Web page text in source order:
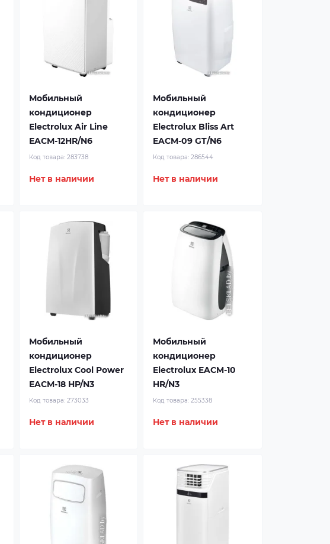
Мобильный
кондиционер
Electrolux Air Line
EACM-12HR/N6
Код товара: 283738
Нет в наличии
Мобильный
кондиционер
Electrolux Bliss Art
EACM-09 GT/N6
Код товара:286544
Нет в наличии
Мобильный
кондиционер
Electrolux Cool Power
EACM-18 HP/N3
Код товара: 273033
Нет в наличии
Мобильный
кондиционер
Electrolux EACM-10
HR/N3
Код товара:255338
Нет в наличии